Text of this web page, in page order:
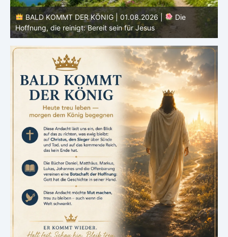
BALD KOMMT DER KÖNIG | 01.08.2026 | Einführung in
den Monat |
August – Heiligung und Charakterbildung